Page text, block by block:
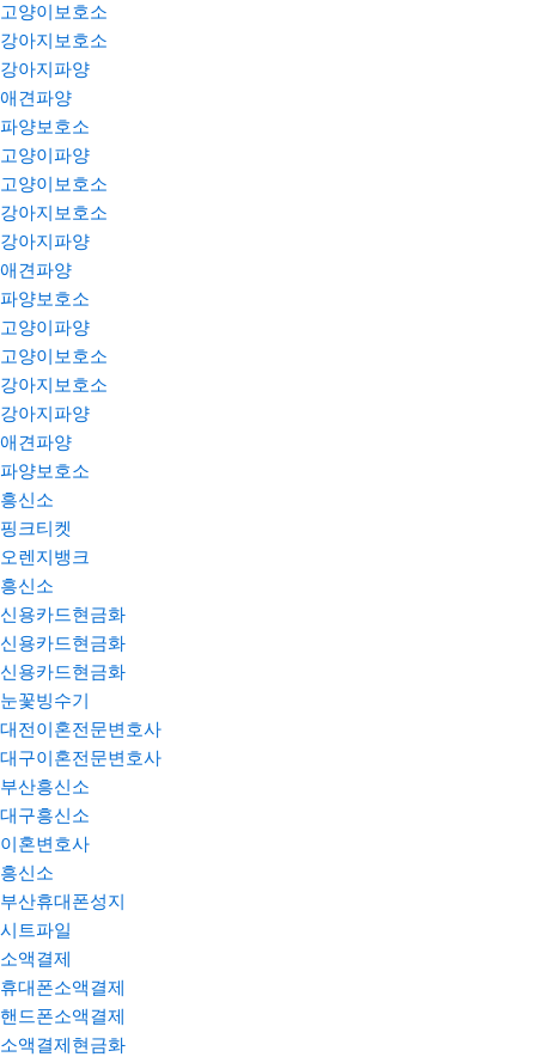
고양이보호소
강아지보호소
강아지파양
애견파양
파양보호소
고양이파양
고양이보호소
강아지보호소
강아지파양
애견파양
파양보호소
고양이파양
고양이보호소
강아지보호소
강아지파양
애견파양
파양보호소
흥신소
핑크티켓
오렌지뱅크
흥신소
신용카드현금화
신용카드현금화
신용카드현금화
눈꽃빙수기
대전이혼전문변호사
대구이혼전문변호사
부산흥신소
대구흥신소
이혼변호사
흥신소
부산휴대폰성지
시트파일
소액결제
휴대폰소액결제
핸드폰소액결제
소액결제현금화